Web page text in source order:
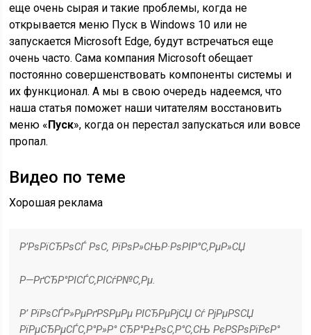
еще очень сырая и такие проблемы, когда не
открывается меню Пуск в Windows 10 или не
запускается Microsoft Edge, будут встречаться еще
очень часто. Сама компания Microsoft обещает
постоянно совершенствовать компоненты системы и
их функционал. А мы в свою очередь надеемся, что
наша статья поможет наши читателям восстановить
меню «Пуск», когда он перестал запускаться или вовсе
пропал.
Видео по теме
Хорошая реклама
Р’РѕРїСЂРѕСЃ РѕС‚ РїРѕР»СЊР·РѕРІР°С‚РµР»СЏ
Р—РґСЂР°РІСЃС‚РІСѓР№С‚Рµ.
Р’ РїРѕСЃР»РµРґРЅРµРµ РІСЂРµРјСЏ Сѓ РјРµРЅСЏ
РїРµСЂРµСЃС‚Р°Р»Р° СЂР°Р±РѕС‚Р°С‚СЊ РєРЅРѕРїРєР°